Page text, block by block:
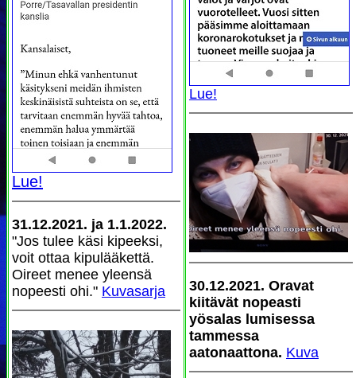
Lue!
31.12.2021. ja 1.1.2022.
"Jos tulee käsi kipeeksi,
voit ottaa kipulääkettä.
Oireet menee yleensä
nopeesti ohi." Kuvasarja
Lue!
30.12.2021. Oravat
kiitävät nopeasti
yösalas lumisessa
tammessa
aatonaattona. Kuva